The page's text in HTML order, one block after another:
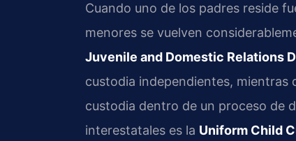
Cuando uno de los padres reside
menores se vuelven
Juvenile and Domestic Relations
custodia independientes, mientras
custodia dentro de un proceso de
interestatales es la Uniform Child